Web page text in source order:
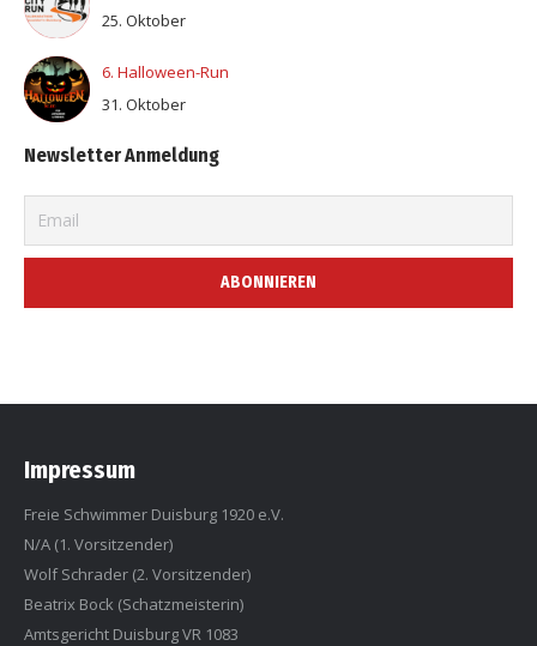
25. Oktober
6. Halloween-Run
31. Oktober
Newsletter Anmeldung
Impressum
Freie Schwimmer Duisburg 1920 e.V.
N/A (1. Vorsitzender)
Wolf Schrader (2. Vorsitzender)
Beatrix Bock (Schatzmeisterin)
Amtsgericht Duisburg VR 1083